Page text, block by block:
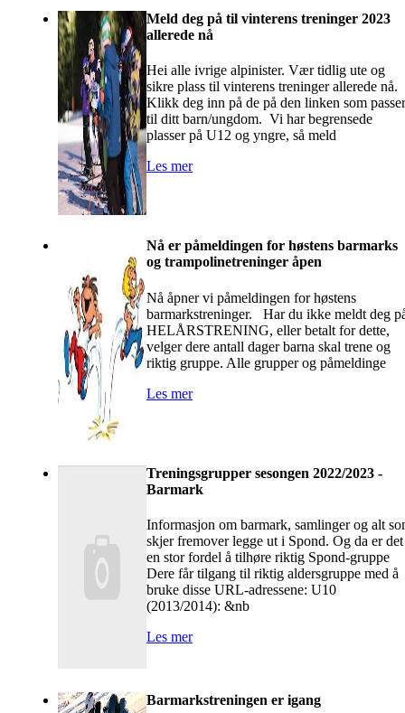
Meld deg på til vinterens treninger 2023
allerede nå
Hei alle ivrige alpinister. Vær tidlig ute og
sikre plass til vinterens treninger allerede nå.
Klikk deg inn på de på den linken som passer
til ditt barn/ungdom. Vi har begrensede
plasser på U12 og yngre, så meld
Les mer
Nå er påmeldingen for høstens barmarks
og trampolinetreninger åpen
Nå åpner vi påmeldingen for høstens
barmarkstreninger. Har du ikke meldt deg
HELÅRSTRENING, eller betalt for dette,
velger dere antall dager barna skal trene og
riktig gruppe. Alle grupper og påmeldinge
Les mer
Treningsgrupper sesongen 2022/2023 -
Barmark
Informasjon om barmark, samlinger og alt
skjer fremover legge ut i Spond. Og da er det
en stor fordel å tilhøre riktig Spond-gruppe
Dere får tilgang til riktig aldersgruppe med å
bruke disse URL-adressene: U10
(2013/2014): &nb
Les mer
Barmarkstreningen er igang